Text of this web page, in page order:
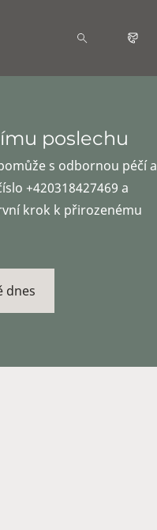
poslechu
s odbornou péčí a
+420318427469 a
krok k přirozenému
dnes